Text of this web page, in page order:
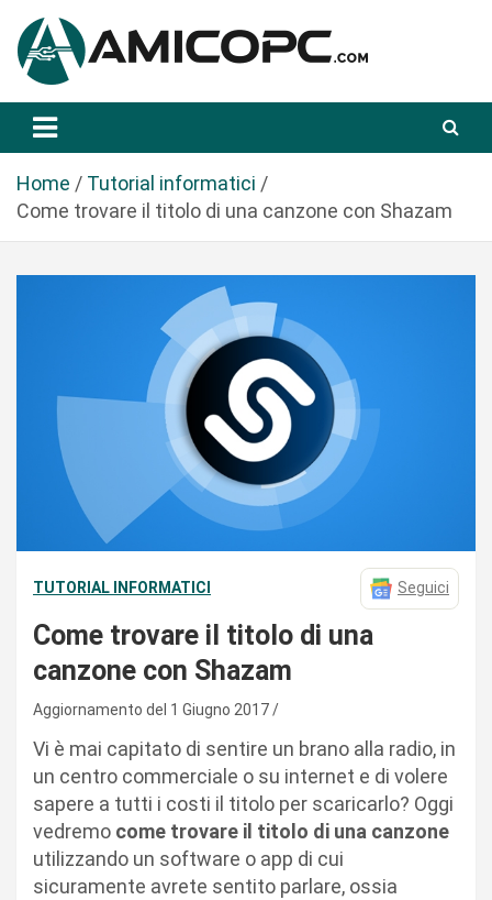
a
Amicopc.com
Home
Tutorial informatici
Come trovare il titolo di una canzone con Shazam
TUTORIAL INFORMATICI Seguici
Come trovare il titolo di una
canzone con Shazam
Aggiornamento del 1 Giugno 2017
Vi è mai capitato di sentire un brano alla radio, in
un centro commerciale o su internet e di volere
sapere a tutti i costi il titolo per scaricarlo? Oggi
vedremo come trovare il titolo di una canzone
utilizzando un software o app di cui
sicuramente avrete sentito parlare, ossia